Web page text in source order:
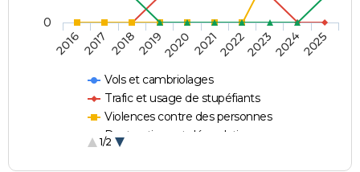
Vols et cambriolages
Trafic et usage de stupéfiants
Violences contre des personnes
Destructions et dégradations
1/2
20162017 20182019202020212022202320242025
0